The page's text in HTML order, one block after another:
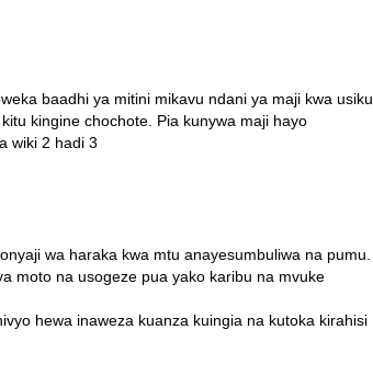
baadhi ya mitini mikavu ndani ya maji kwa usiku
kingine chochote. Pia kunywa maji hayo
wiki 2 hadi 3
wa haraka kwa mtu anayesumbuliwa na pumu.
moto na usogeze pua yako karibu na mvuke
hewa inaweza kuanza kuingia na kutoka kirahisi